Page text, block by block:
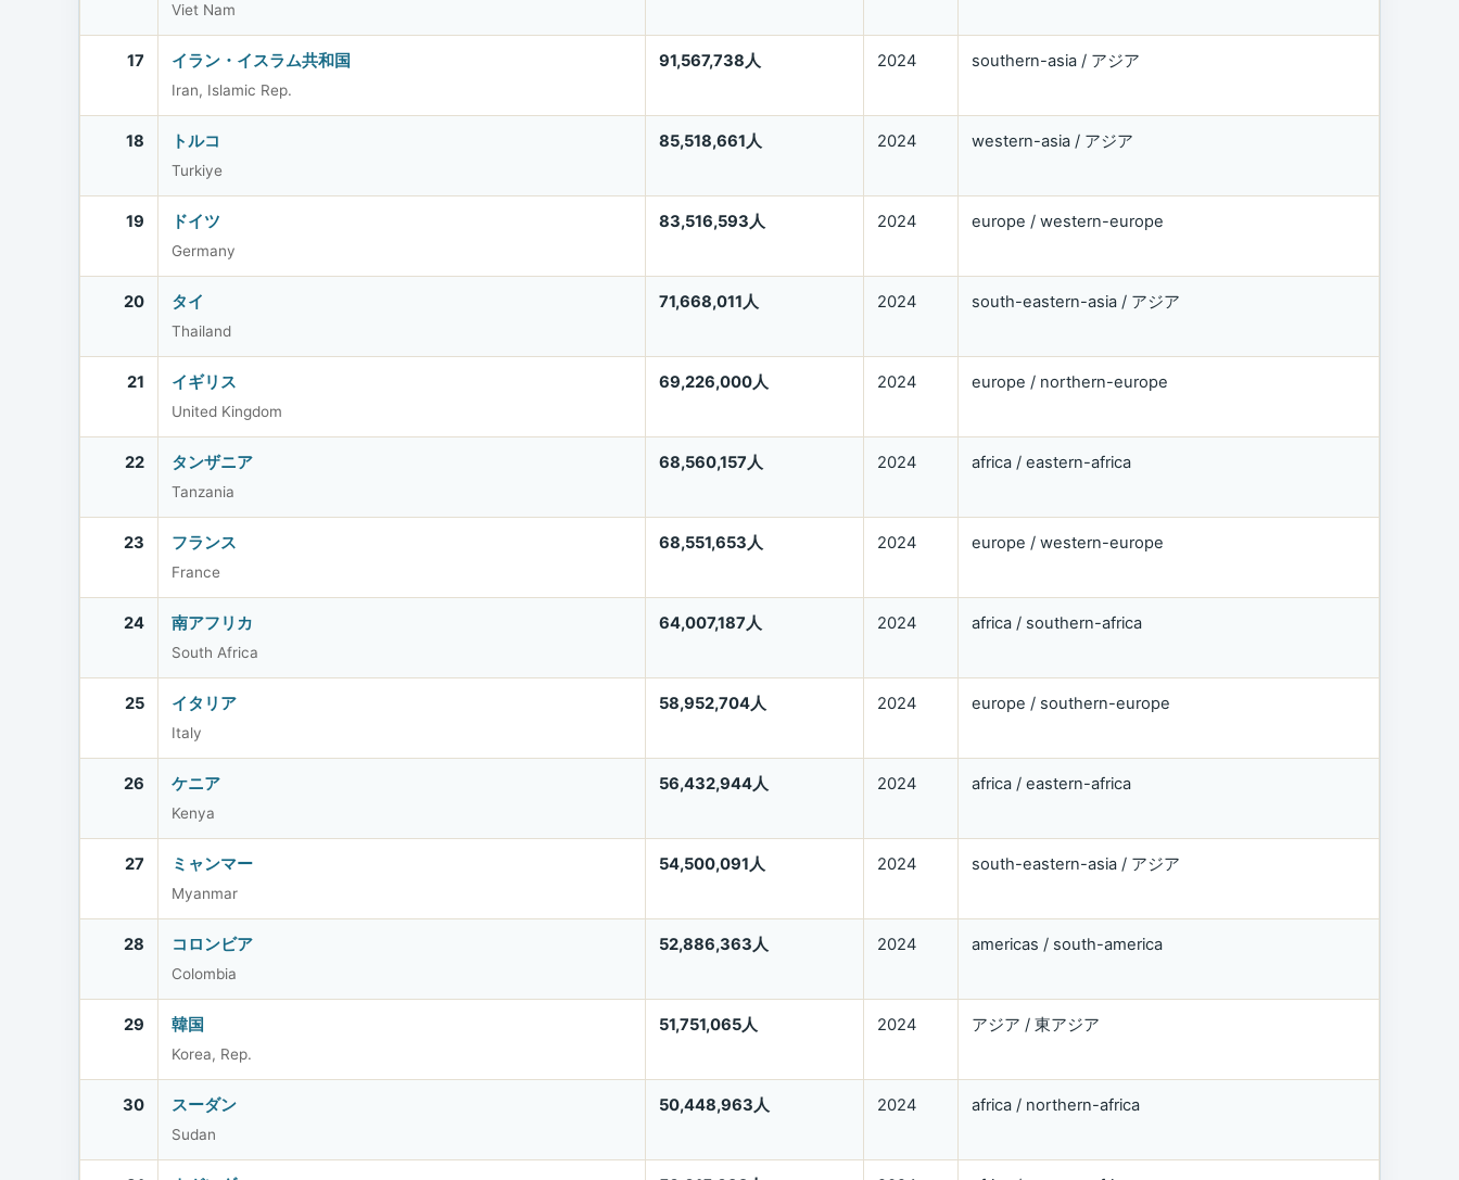
Viet Nam
17 イラン・イスラム共和国
Iran, Islamic Rep.
91,567,738人 2024 southern-asia / アジア
18 トルコ
Turkiye
85,518,661人 2024 western-asia / アジア
19 ドイツ
Germany
83,516,593人 2024 europe / western-europe
20 タイ
Thailand
71,668,011人 2024 south-eastern-asia / アジア
21 イギリス
United Kingdom
69,226,000人 2024 europe / northern-europe
22 タンザニア
Tanzania
68,560,157人 2024 africa / eastern-africa
23 フランス
France
68,551,653人 2024 europe / western-europe
24 南アフリカ
South Africa
64,007,187人 2024 africa / southern-africa
25 イタリア
Italy
58,952,704人 2024 europe / southern-europe
26 ケニア
Kenya
56,432,944人 2024 africa / eastern-africa
27 ミャンマー
Myanmar
54,500,091人 2024 south-eastern-asia / アジア
28 コロンビア
Colombia
52,886,363人 2024 americas / south-america
29 韓国
Korea, Rep.
51,751,065人 2024 アジア / 東アジア
30 スーダン
Sudan
50,448,963人 2024 africa / northern-africa